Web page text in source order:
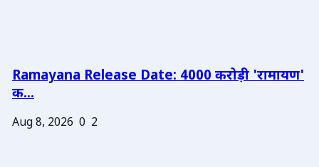
Ramayana Release Date: 4000 करोड़ी 'रामायण'
क...
Aug 8, 2026 0 2